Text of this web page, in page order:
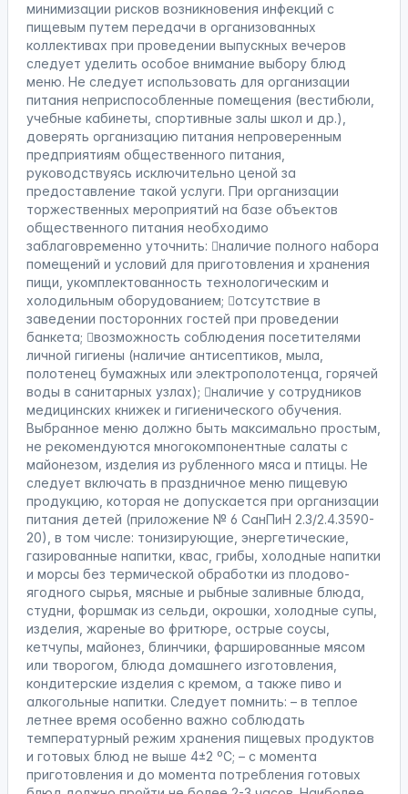
минимизации рисков возникновения инфекций с
пищевым путем передачи в организованных
коллективах при проведении выпускных вечеров
следует уделить особое внимание выбору блюд
меню. Не следует использовать для организации
питания неприспособленные помещения (вестибюли,
учебные кабинеты, спортивные залы школ и др.),
доверять организацию питания непроверенным
предприятиям общественного питания,
руководствуясь исключительно ценой за
предоставление такой услуги. При организации
торжественных мероприятий на базе объектов
общественного питания необходимо
заблаговременно уточнить: наличие полного набора
помещений и условий для приготовления и хранения
пищи, укомплектованность технологическим и
холодильным оборудованием; отсутствие в
заведении посторонних гостей при проведении
банкета; возможность соблюдения посетителями
личной гигиены (наличие антисептиков, мыла,
полотенец бумажных или электрополотенца, горячей
воды в санитарных узлах); наличие у сотрудников
медицинских книжек и гигиенического обучения.
Выбранное меню должно быть максимально простым,
не рекомендуются многокомпонентные салаты с
майонезом, изделия из рубленного мяса и птицы. Не
следует включать в праздничное меню пищевую
продукцию, которая не допускается при организации
питания детей (приложение № 6 СанПиН 2.3/2.4.3590-
20), в том числе: тонизирующие, энергетические,
газированные напитки, квас, грибы, холодные напитки
и морсы без термической обработки из плодово-
ягодного сырья, мясные и рыбные заливные блюда,
студни, форшмак из сельди, окрошки, холодные супы,
изделия, жареные во фритюре, острые соусы,
кетчупы, майонез, блинчики, фаршированные мясом
или творогом, блюда домашнего изготовления,
кондитерские изделия с кремом, а также пиво и
алкогольные напитки. Следует помнить: – в теплое
летнее время особенно важно соблюдать
температурный режим хранения пищевых продуктов
и готовых блюд не выше 4±2 ºС; – с момента
приготовления и до момента потребления готовых